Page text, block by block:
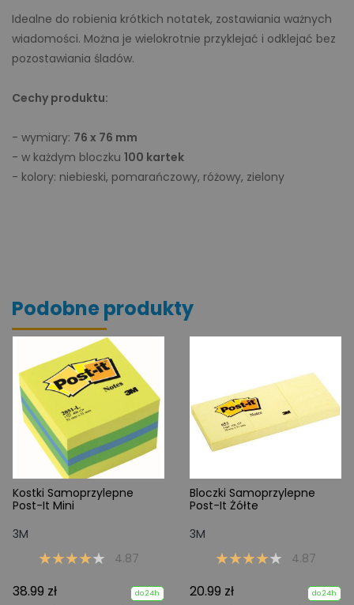
Idealne do robienia krótkich notatek, zostawiania ważnych
wiadomości. Można je wielokrotnie przyklejać i odklejać bez
pozostawiania śladów.
Cechy produktu:
- wymiary: 76 x 76 mm
- w każdym bloczku 100 kartek
- kolory: niebieski, pomarańczowy, różowy, zielony
Podobne produkty
Kostki Samoprzylepne
Post-It Mini
3M
4.87
38.99 zł do 24h
Bloczki Samoprzylepne
Post-It Żółte
3M
4.87
20.99 zł do 24h